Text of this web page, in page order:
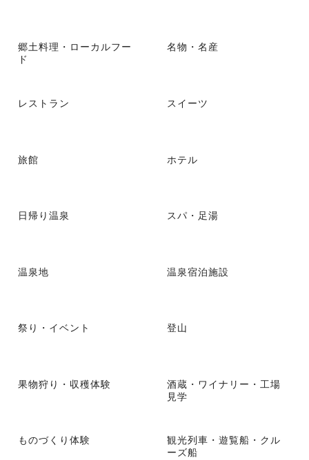
郷土料理・ローカルフー
ド
名物・名産
レストラン スイーツ
旅館 ホテル
日帰り温泉 スパ・足湯
温泉地 温泉宿泊施設
祭り・イベント 登山
果物狩り・収穫体験
酒蔵・ワイナリー・工場
見学
ものづくり体験
観光列車・遊覧船・クル
ーズ船